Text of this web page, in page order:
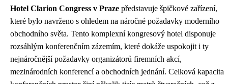
Hotel Clarion Congress v Praze představuje špičkové zařízení,
které bylo navrženo s ohledem na náročné požadavky moderního
obchodního světa. Tento komplexní kongresový hotel disponuje
rozsáhlým konferenčním zázemím, které dokáže uspokojit i ty
nejnáročnější požadavky organizátorů firemních akcí,
mezinárodních konferencí a obchodních jednání. Celková kapacita